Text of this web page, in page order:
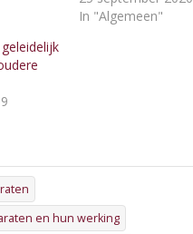
In "Algemeen"
en hun werking